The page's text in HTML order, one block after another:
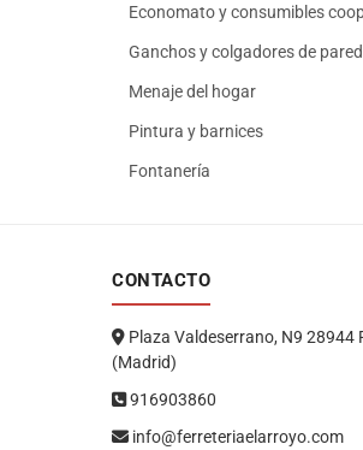
Economato y consumibles
Ganchos y colgadores de pared
Menaje del hogar
Pintura y barnices
Fontanería
CONTACTO
Plaza Valdeserrano, N9 28944
(Madrid)
916903860
info@ferreteriaelarroyo.com